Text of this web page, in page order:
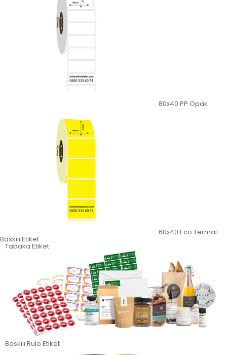
80x40 PP Opak
60x40 Eco Termal
Baskılı Etiket
Tabaka Etiket
Baskılı Rulo Etiket